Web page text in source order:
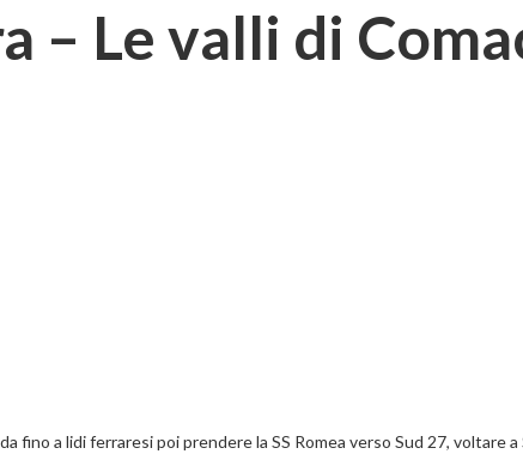
– Le valli di
a lidi ferraresi poi prendere la SS Romea verso Sud 27, voltare